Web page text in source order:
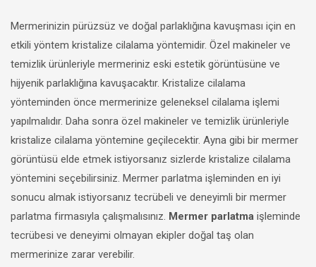
Mermerinizin pürüzsüz ve doğal parlaklığına kavuşması için en
etkili yöntem kristalize cilalama yöntemidir. Özel makineler ve
temizlik ürünleriyle mermeriniz eski estetik görüntüsüne ve
hijyenik parlaklığına kavuşacaktır. Kristalize cilalama
yönteminden önce mermerinize geleneksel cilalama işlemi
yapılmalıdır. Daha sonra özel makineler ve temizlik ürünleriyle
kristalize cilalama yöntemine geçilecektir. Ayna gibi bir mermer
görüntüsü elde etmek istiyorsanız sizlerde kristalize cilalama
yöntemini seçebilirsiniz. Mermer parlatma işleminden en iyi
sonucu almak istiyorsanız tecrübeli ve deneyimli bir mermer
parlatma firmasıyla çalışmalısınız. Mermer parlatma işleminde
tecrübesi ve deneyimi olmayan ekipler doğal taş olan
mermerinize zarar verebilir.